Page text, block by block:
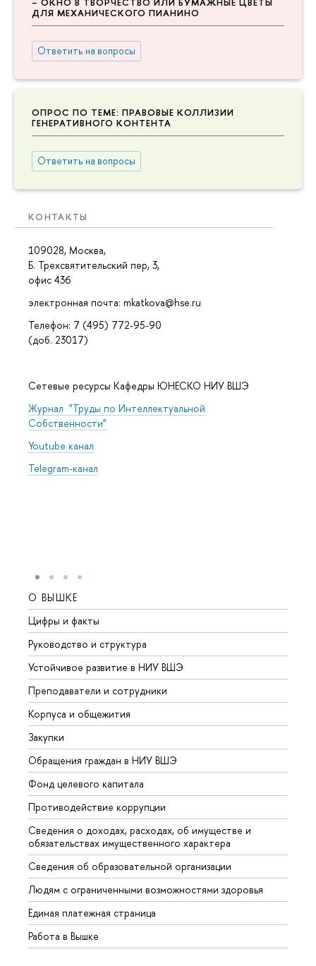
ДЛЯ МЕХАНИЧЕСКОГО ПИАНИНО
Ответить на вопросы
ОПРОС ПО ТЕМЕ: ПРАВОВЫЕ КОЛЛИЗИИ
ГЕНЕРАТИВНОГО КОНТЕНТА
Ответить на вопросы
КОНТАКТЫ
109028, Москва,
Б. Трехсвятительский пер, 3,
офис 436
электронная почта: mkatkova@hse.ru
Телефон: 7 (495) 772-95-90
(доб. 23017)
Сетевые ресурсы Кафедры ЮНЕСКО НИУ ВШЭ
Журнал "Труды по Интеллектуальной
Собственности"
Youtube канал
Telegram-канал
О ВЫШКЕ
Цифры и факты
Руководство и структура
Устойчивое развитие в НИУ ВШЭ
Преподаватели и сотрудники
Корпуса и общежития
Закупки
Обращения граждан в НИУ ВШЭ
Фонд целевого капитала
Противодействие коррупции
Сведения о доходах, расходах, об имуществе и
обязательствах имущественного характера
Сведения об образовательной организации
Людям с ограниченными возможностями здоровья
Единая платежная страница
Работа в Вышке